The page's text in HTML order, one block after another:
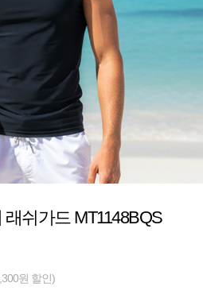
쉬가드 MT1148BQS
원 할인)